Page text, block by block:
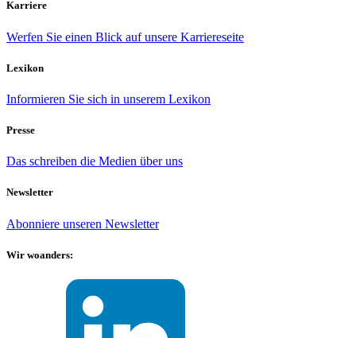
Karriere
Werfen Sie einen Blick auf unsere Karriereseite
Lexikon
Informieren Sie sich in unserem Lexikon
Presse
Das schreiben die Medien über uns
Newsletter
Abonniere unseren Newsletter
Wir woanders: